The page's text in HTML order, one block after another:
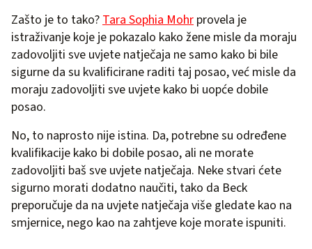
Zašto je to tako?Tara Sophia Mohr provela je
istraživanje koje je pokazalo kako žene misle da moraju
zadovoljiti sve uvjete natječaja ne samo kako bi bile
sigurne da su kvalificirane raditi taj posao, već misle da
moraju zadovoljiti sve uvjete kako bi uopće dobile
posao.
No, to naprosto nije istina. Da, potrebne su određene
kvalifikacije kako bi dobile posao, ali ne morate
zadovoljiti baš sve uvjete natječaja. Neke stvari ćete
sigurno morati dodatno naučiti, tako da Beck
preporučuje da na uvjete natječaja više gledate kao na
smjernice, nego kao na zahtjeve koje morate ispuniti.